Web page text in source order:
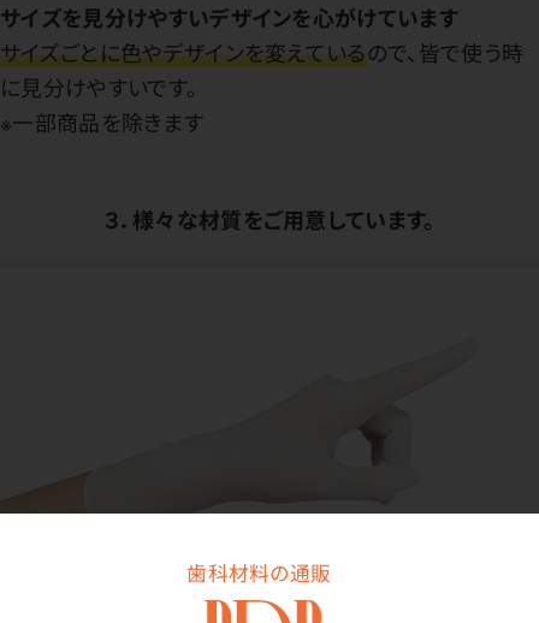
歯科材料の通販
サイズを見分けやすいデザインを心がけています
サイズごとに色やデザインを変えているので、皆で使う時
に見分けやすいです。
※一部商品を除きます
３．様々な材質をご用意しています。
ニトリルグローブ